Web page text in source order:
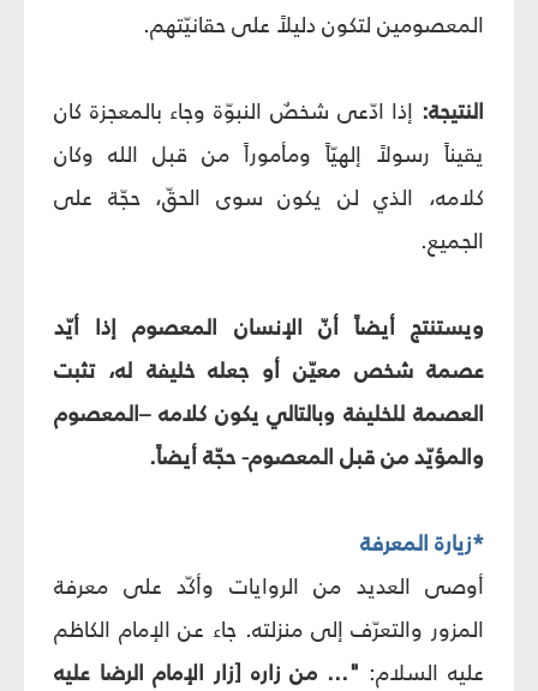
المعصومين لتكون دليلاً على حقانيّتهم.
النتيجة: إذا ادّعى شخصٌ النبوّة وجاء بالمعجزة كان
يقيناً رسولاً إلهيّاً ومأموراً من قبل الله وكان
كلامه، الذي لن يكون سوى الحقّ، حجّة على
الجميع.
ويستنتج أيضاً أنّ الإنسان المعصوم إذا أيّد
عصمة شخص معيّن أو جعله خليفة له، تثبت
العصمة للخليفة وبالتالي يكون كلامه –المعصوم
والمؤيّد من قبل المعصوم- حجّة أيضاً.
*زيارة المعرفة
أوصى العديد من الروايات وأكّد على معرفة
المزور والتعرّف إلى منزلته. جاء عن الإمام الكاظم
عليه السلام: "... من زاره [زار الإمام الرضا عليه